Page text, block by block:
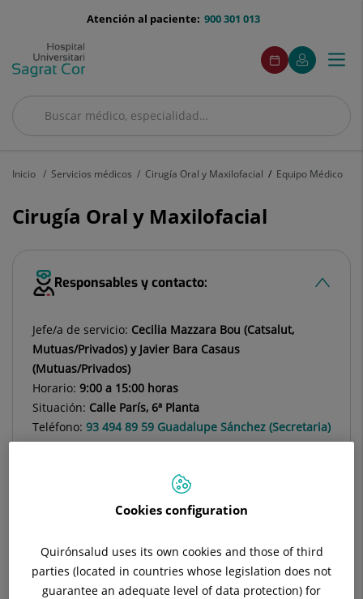
menu-
900 301 013
Atención al paciente:
Buscar
Buscar
menuAcceso
Pedir
cita
Este
enlace
se
en
Mi
Quirónsalud
Este
enlace
se
en
ventana
Menú
Inicio Servicios médicos Cirugía Oral y Maxilofacial Equipo Médico
Cirugía Oral y Maxilofacial
Responsables y contacto:
Jefe/a de servicio: Cecilia Mazzara Bou (Catsalut,
Mutuas/Privados) y Javier Bara Casaus
(Mutuas/Privados)
Horario: 9:00 a 15:00 horas
Situación: Calle París, 6ª Planta
Teléfono: 93 494 89 59 Guadalupe Sánchez (Secretaria)
/ 900 301 013
Descripción Equipo Médico Instalaciones
Cookies configuration
Quirónsalud uses its own cookies and those of third
parties (located in countries whose legislation does not
guarantee an adequate level of data protection) for